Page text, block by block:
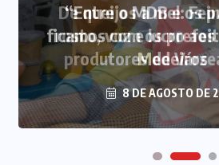
“Entre o MDB e os
ficamos com os
Medeiros
8 DE AGOSTO DE